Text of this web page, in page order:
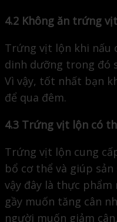
4.2 Không ăn trứng
Trứng vịt lộn khi nấu
dinh dưỡng trong đó
Vì vậy, tốt nhất bạn
để qua đêm.
4.3 Trứng vịt lộn có
Trứng vịt lộn cung
bổ cơ thể và giúp
vậy đây là thực
gầy muốn tăng cân
người muốn giảm cân.